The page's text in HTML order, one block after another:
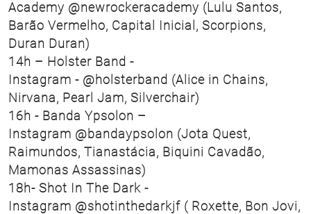
Academy @newrockeracademy (Lulu Santos,
Barão Vermelho, Capital Inicial, Scorpions,
Duran Duran)
14h – Holster Band -
Instagram - @holsterband (Alice in Chains,
Nirvana, Pearl Jam, Silverchair)
16h - Banda Ypsolon –
Instagram @bandaypsolon (Jota Quest,
Raimundos, Tianastácia, Biquini Cavadão,
Mamonas Assassinas)
18h- Shot In The Dark -
Instagram @shotinthedarkjf ( Roxette, Bon Jovi,